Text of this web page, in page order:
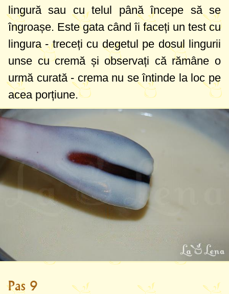
lingură sau cu telul până începe să se
îngroașe. Este gata când îi faceți un test cu
lingura - treceți cu degetul pe dosul lingurii
unse cu cremă și observați că rămâne o
urmă curată - crema nu se întinde la loc pe
acea porțiune.
Pas 9